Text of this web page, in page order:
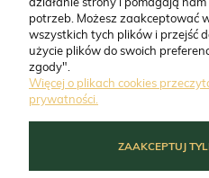
O
potrzeb. Możesz zaakceptować
wszystkich tych plików i przejść
użycie plików do swoich
zgody".
Więcej o plikach cookies
prywatności.
ZAAKCEPTUJ